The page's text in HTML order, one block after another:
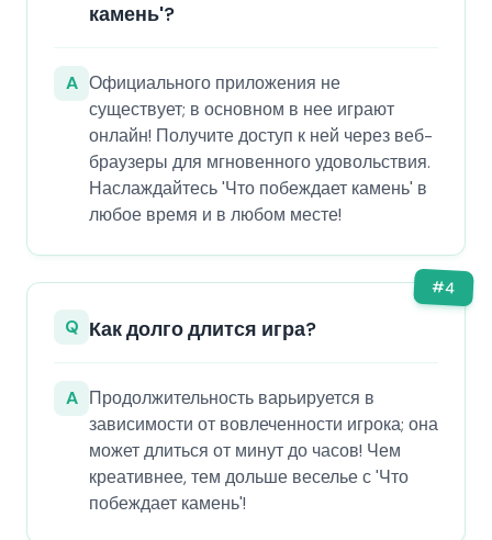
камень'?
A Официального приложения не
существует; в основном в нее играют
онлайн! Получите доступ к ней через веб-
браузеры для мгновенного удовольствия.
Наслаждайтесь 'Что побеждает камень' в
любое время и в любом месте!
#4
Q Как долго длится игра?
A Продолжительность варьируется в
зависимости от вовлеченности игрока; она
может длиться от минут до часов! Чем
креативнее, тем дольше веселье с 'Что
побеждает камень'!